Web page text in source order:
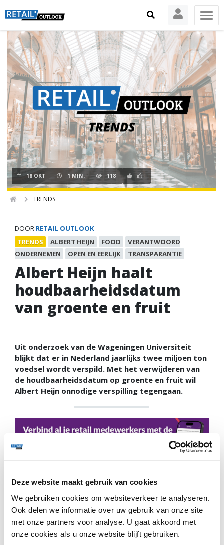
Deze website maakt gebruik van cookies
We gebruiken cookies om websiteverkeer te analyseren.
Ook delen we informatie over uw gebruik van onze site
met onze partners voor analyse. U gaat akkoord met
onze cookies als u onze website blijft gebruiken.
18 OKT 1 MIN. 118
TRENDS
DOOR RETAIL OUTLOOK
TRENDS
ALBERT HEIJN FOOD
VERANTWOORD
ONDERNEMEN
OPEN EN EERLIJK TRANSPARANTIE
Albert Heijn haalt
houdbaarheidsdatum
van groente en fruit
Uit onderzoek van de Wageningen Universiteit
blijkt dat er in Nederland jaarlijks twee miljoen ton
voedsel wordt verspild. Met het verwijderen van
de houdbaarheidsdatum op groente en fruit wil
Albert Heijn onnodige verspilling tegengaan.
Albert Heijn is in overleg om alle 'beste kwaliteit tot en
met-labels' op groente en fruit te verwijderen. Volgens
Albert Heijn wordt de datum niet als indicatie voor
optimale kwaliteit gezien, maar als
houdbaarheidsdatum. Albert Heijn wil dat mensen hun